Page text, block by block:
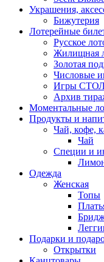
Украшения,
Бижутерия
Лотерейные
Русское
Жилищная
Золотая
Числовые
Игры
Архив
Моментальные
Продукты и
Чай, кофе,
Чай
Специи и
Одежда
Женская
Топы
Подарки и
Открытки